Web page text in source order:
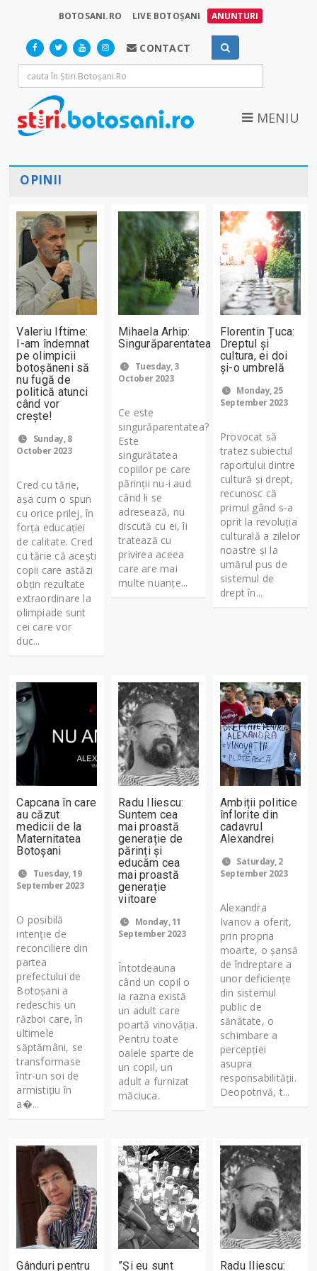
BOTOSANI.RO LIVE BOTOȘANI ANUNȚURI
CONTACT
MENIU
OPINII
Valeriu Iftime:
I-am îndemnat
pe olimpicii
botoșăneni să
nu fugă de
politică atunci
când vor
crește!
Sunday, 8
October 2023
Cred cu tărie,
așa cum o spun
cu orice prilej, în
forța educației
de calitate. Cred
cu tărie că acești
copii care astăzi
obțin rezultate
extraordinare la
olimpiade sunt
cei care vor
duc...
Mihaela Arhip:
Singurăparentatea
Tuesday, 3
October 2023
Ce este
singurăparentatea?
Este
singurătatea
copiilor pe care
părinţii nu-i aud
când li se
adresează, nu
discută cu ei, îi
tratează cu
privirea aceea
care are mai
multe nuanţe...
Florentin Țuca:
Dreptul și
cultura, ei doi
și-o umbrelă
Monday, 25
September 2023
Provocat să
tratez subiectul
raportului dintre
cultură și drept,
recunosc că
primul gând s-a
oprit la revoluția
culturală a zilelor
noastre și la
umărul pus de
sistemul de
drept în...
Capcana în care
au căzut
medicii de la
Maternitatea
Botoșani
Tuesday, 19
September 2023
O posibilă
intenție de
reconciliere din
partea
prefectului de
Botoșani a
redeschis un
război care, în
ultimele
săptămâni, se
transformase
într-un soi de
armistițiu în
a�...
Radu Iliescu:
Suntem cea
mai proastă
generație de
părinți și
educăm cea
mai proastă
generație
viitoare
Monday, 11
September 2023
Întotdeauna
când un copil o
ia razna există
un adult care
poartă vinovăţia.
Pentru toate
oalele sparte de
un copil, un
adult a furnizat
măciuca.
Ambiții politice
înflorite din
cadavrul
Alexandrei
Saturday, 2
September 2023
Alexandra
Ivanov a oferit,
prin propria
moarte, o șansă
de îndreptare a
unor deficiențe
din sistemul
public de
sănătate, o
schimbare a
percepției
asupra
responsabilității.
Deopotrivă, t...
Gânduri pentru
”Și eu sunt
Radu Iliescu: